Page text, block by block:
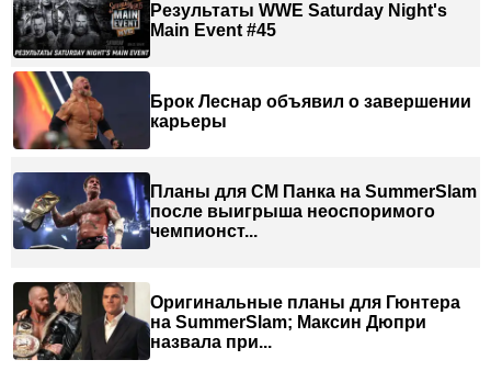
Результаты WWE Saturday Night's
Main Event #45
Брок Леснар объявил о завершении
карьеры
Планы для СМ Панка на SummerSlam
после выигрыша неоспоримого
чемпионст...
Оригинальные планы для Гюнтера
на SummerSlam; Максин Дюпри
назвала при...